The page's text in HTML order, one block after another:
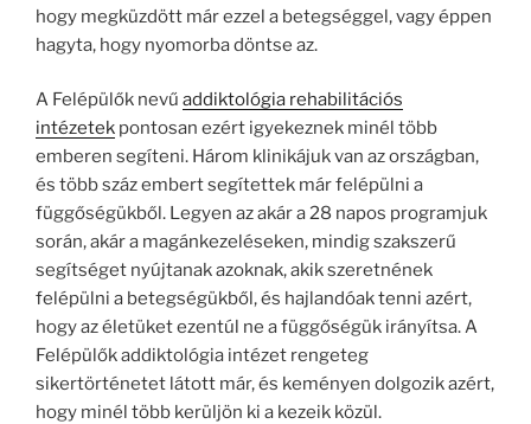
hogy megküzdött már ezzel a betegséggel, vagy éppen
hagyta, hogy nyomorba döntse az.
A Felépülők nevű addiktológia rehabilitációs
intézetek pontosan ezért igyekeznek minél több
emberen segíteni. Három klinikájuk van az országban,
és több száz embert segítettek már felépülni a
függőségükből. Legyen az akár a 28 napos programjuk
során, akár a magánkezeléseken, mindig szakszerű
segítséget nyújtanak azoknak, akik szeretnének
felépülni a betegségükből, és hajlandóak tenni azért,
hogy az életüket ezentúl ne a függőségük irányítsa. A
Felépülők addiktológia intézet rengeteg
sikertörténetet látott már, és keményen dolgozik azért,
hogy minél több kerüljön ki a kezeik közül.